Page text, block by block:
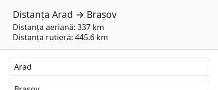
Distanța Arad → Brașov
Distanța aeriană: 337 km
Distanța rutieră: 445.6 km